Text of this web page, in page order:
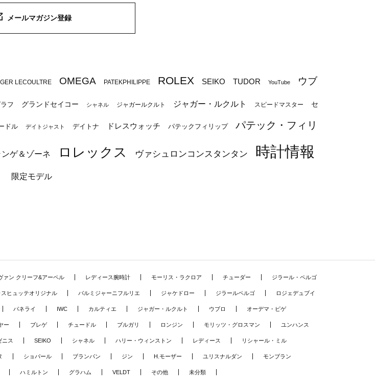
メールマガジン登録
LECOULTRE OMEGA PATEKPHILIPPE ROLEX SEIKO TUDOR YouTube ウブ
フ グランドセイコー シャネル ジャガールクルト ジャガー・ルクルト スピードマスター セ
ドル デイトジャスト デイトナ ドレスウォッチ パテックフィリップ パテック・フィリ
ンゲ＆ゾーネ ロレックス ヴァシュロンコンスタンタン 時計情報
限定モデル
ァン クリーフ&アーペル レディース腕時計 モーリス・ラクロア チューダー ジラール・ペルゴ
スヒュッテオリジナル パルミジャーニフルリエ ジャケドロー ジラールペルゴ ロジェデュブイ
パネライ IWC カルティエ ジャガー・ルクルト ウブロ オーデマ・ピゲ
ー ブレゲ チュードル ブルガリ ロンジン モリッツ・グロスマン ユンハンス
ニス SEIKO シャネル ハリー・ウィンストン レディース リシャール・ミル
ショパール ブランパン ジン H.モーザー ユリスナルダン モンブラン
ハミルトン グラハム VELDT その他 未分類